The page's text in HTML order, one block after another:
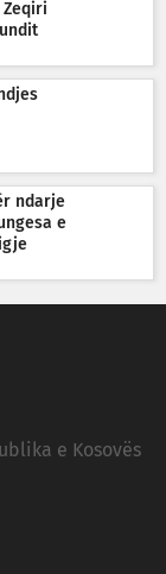
Zeqiri
ndarje
e
e Kosovës